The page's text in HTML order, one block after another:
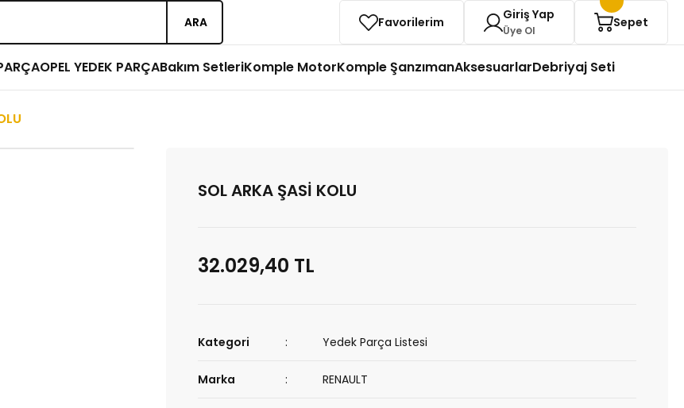
ARA Favorilerim Giriş Yap
Üye Ol
Sepet
OPEL YEDEK PARÇABakım SetleriKomple MotorKomple ŞanzımanAksesuarlarDebriyaj Seti
SOL ARKA ŞASİ KOLU
32.029,40 TL
Kategori Yedek Parça Listesi
Marka RENAULT